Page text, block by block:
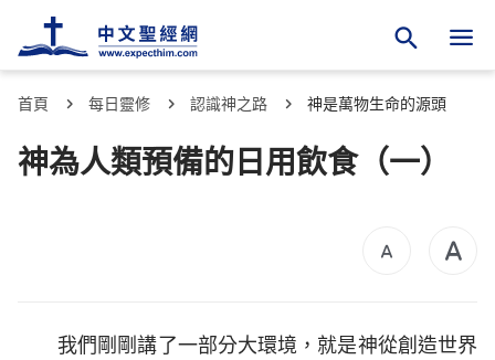
首頁 每日靈修 認識神之路 神是萬物生命的源頭
神為人類預備的日用飲食（一）
我們剛剛講了一部分大環境，就是神從創造世界